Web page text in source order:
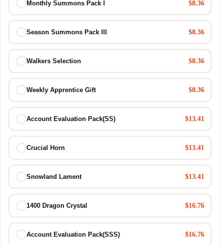
Monthly Summons Pack I $8.36
Season Summons Pack III $8.36
Walkers Selection $8.36
Weekly Apprentice Gift $8.36
Account Evaluation Pack(SS) $13.41
Crucial Horn $13.41
Snowland Lament $13.41
1400 Dragon Crystal $16.76
Account Evaluation Pack(SSS) $16.76